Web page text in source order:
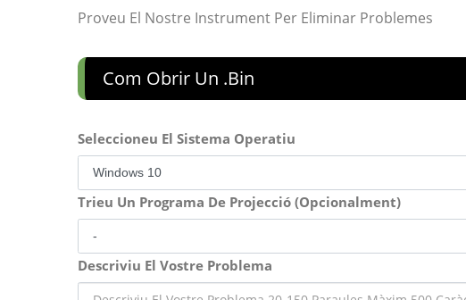
Proveu El Nostre Instrument Per Eliminar Problemes
Com Obrir Un .bin
Seleccioneu El Sistema Operatiu
Trieu Un Programa De Projecció (Opcionalment)
Descriviu El Vostre Problema